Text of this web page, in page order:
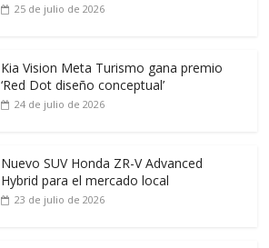
25 de julio de 2026
Kia Vision Meta Turismo gana premio
‘Red Dot diseño conceptual’
24 de julio de 2026
Nuevo SUV Honda ZR-V Advanced
Hybrid para el mercado local
23 de julio de 2026